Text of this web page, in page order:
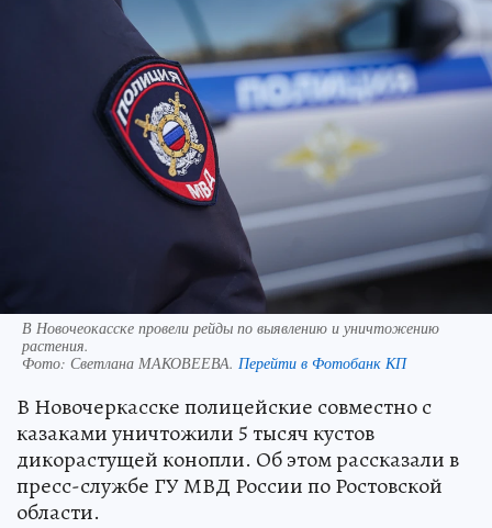
В Новочеокасске провели рейды по выявлению и уничтожению
растения.
Фото: Светлана МАКОВЕЕВА. Перейти в Фотобанк КП
В Новочеркасске полицейские совместно с
казаками уничтожили 5 тысяч кустов
дикорастущей конопли. Об этом рассказали в
пресс-службе ГУ МВД России по Ростовской
области.